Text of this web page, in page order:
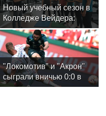
Новый учебный сезон в
Колледже Вейдера:
стартовали очные
программы подготовки
фитнес-тренеров и
специалистов
индустрии здоровья
"Локомотив" и "Акрон"
сыграли вничью 0:0 в
матче РПЛ